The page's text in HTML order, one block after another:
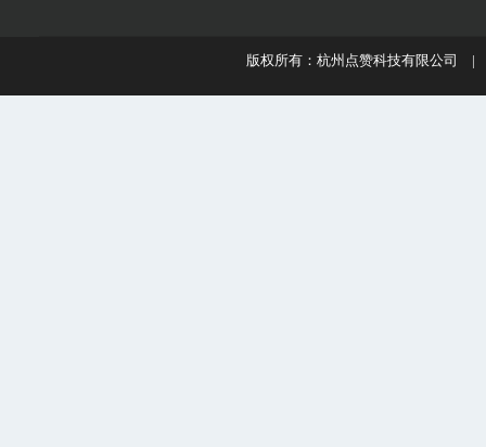
版权所有：杭州点赞科技有限公司